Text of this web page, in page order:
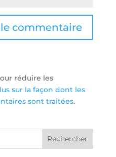
réduire les
sur la façon dont les
sont traitées.